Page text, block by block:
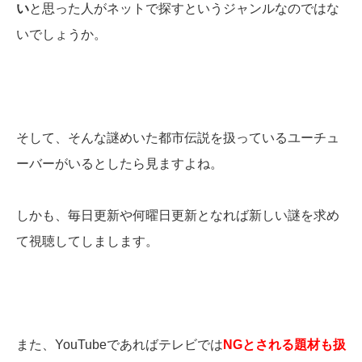
いと思った人がネットで探すというジャンルなのではな
いでしょうか。
そして、そんな謎めいた都市伝説を扱っているユーチュ
ーバーがいるとしたら見ますよね。
しかも、毎日更新や何曜日更新となれば新しい謎を求め
て視聴してしまします。
また、YouTubeであればテレビでは NGとされる題材も扱